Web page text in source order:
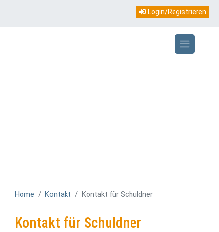
Login/Registrieren
Home Kontakt Kontakt für Schuldner
Kontakt für Schuldner